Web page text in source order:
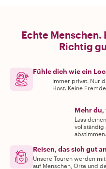
Echte Menschen.
Richtig
Fühle dich wie ein
Immer privat. Nur
Host. Keine
Mehr
Lass
vollständig
abstimmen.
Reisen, das sich gut
Unsere Touren werden
auf Menschen, Orte und